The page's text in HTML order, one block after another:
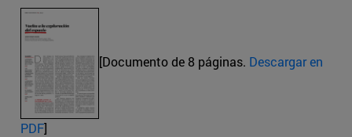
[Documento de 8 páginas. Descargar en
PDF]